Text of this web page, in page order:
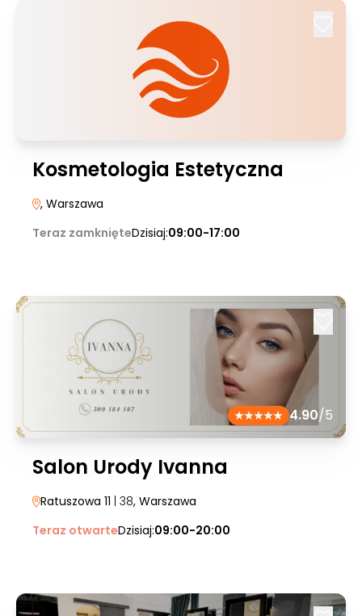
Kosmetologia Estetyczna
, Warszawa
Teraz zamknięteDzisiaj:09:00-17:00
4.90/5
Salon Urody Ivanna
Ratuszowa 11 | 38, Warszawa
Teraz otwarteDzisiaj:09:00-20:00